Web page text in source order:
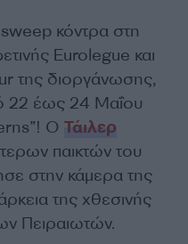
κόντρα στη
Eurolegue και
της διοργάνωσης,
22 έως 24 Μαΐου
Ο Τάιλερ
παικτών του
στην κάμερα της
της χθεσινής
Πειραιωτών.